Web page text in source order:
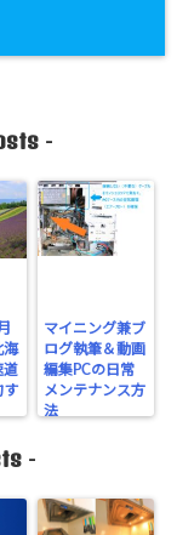
-
海
道
す
マイニング兼ブ
ログ執筆＆動画
編集PCの日常
メンテナンス方
法
-